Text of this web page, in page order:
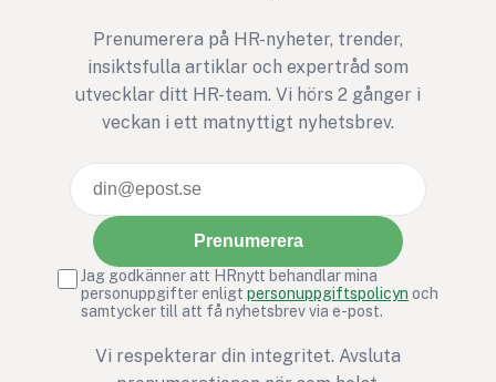
Prenumerera på HR-nyheter, trender,
insiktsfulla artiklar och expertråd som
utvecklar ditt HR-team. Vi hörs 2 gånger i
veckan i ett matnyttigt nyhetsbrev.
Prenumerera
Jag godkänner att HRnytt behandlar mina
personuppgifter enligt personuppgiftspolicyn och
samtycker till att få nyhetsbrev via e-post.
Vi respekterar din integritet. Avsluta